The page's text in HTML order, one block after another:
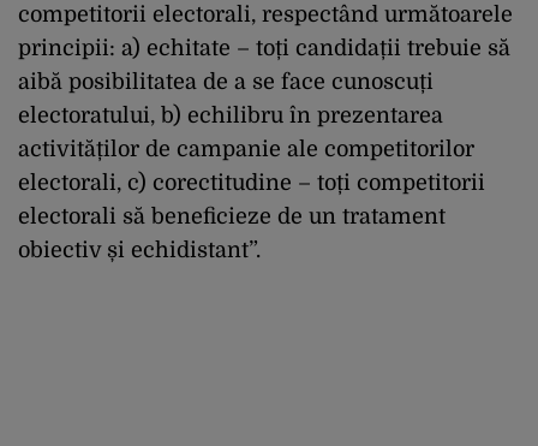
competitorii electorali, respectând următoarele
principii: a) echitate – toți candidații trebuie să
aibă posibilitatea de a se face cunoscuți
electoratului, b) echilibru în prezentarea
activităților de campanie ale competitorilor
electorali, c) corectitudine – toți competitorii
electorali să beneficieze de un tratament
obiectiv și echidistant”.